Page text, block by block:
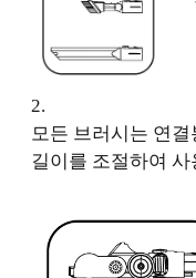
2.
모든 브러시는 연
길이를 조절하여